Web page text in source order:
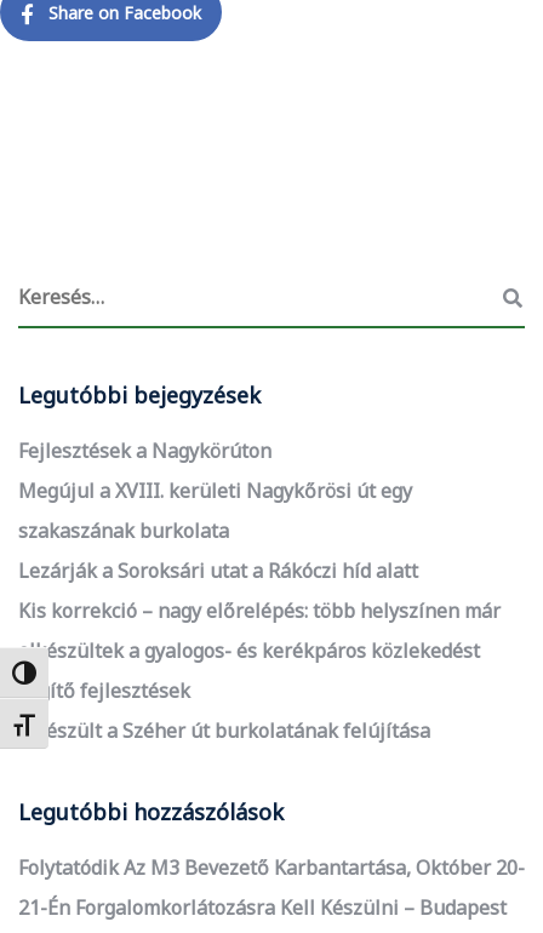
Nagy kontraszt váltása
Betűméret váltása
Share on Facebook
Legutóbbi bejegyzések
Fejlesztések a Nagykörúton
Megújul a XVIII. kerületi Nagykőrösi út egy
szakaszának burkolata
Lezárják a Soroksári utat a Rákóczi híd alatt
Kis korrekció – nagy előrelépés: több helyszínen már
elkészültek a gyalogos- és kerékpáros közlekedést
segítő fejlesztések
Elkészült a Széher út burkolatának felújítása
Legutóbbi hozzászólások
Folytatódik Az M3 Bevezető Karbantartása, Október 20-
21-Én Forgalomkorlátozásra Kell Készülni – Budapest